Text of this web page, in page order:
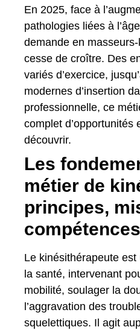
En 2025, face à
pathologies liées à
demande en
cesse de croître. Des
variés d’exercice,
modernes d’insertion
professionnelle, ce
complet d’opportunités
découvrir.
Les
métier de
principes,
Le kinésithérapeute
la santé, intervenant
mobilité, soulager la
l’aggravation des
squelettiques. Il agit